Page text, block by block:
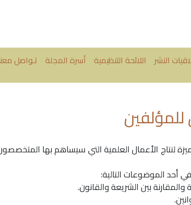
النشر اللائحة التنظيمية أسرة المجلة تـواصل
للمؤلفين
لنتاج الأعمال العلمية التي سيساهم بها
أحد الموضوعات التالية:
والمقارنة بين الشريعة والقانون.